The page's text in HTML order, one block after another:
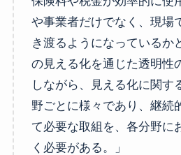
や事業者だけでなく、現場
き渡るようになっているか
の見える化を通じた透明性
しながら、見える化に関す
野ごとに様々であり、継続
て必要な取組を、各分野に
く必要がある。」